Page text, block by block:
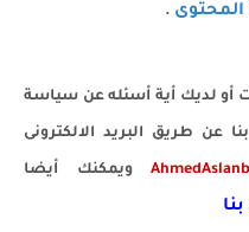
.
أو لديك أية أسئله عن سياسة
عن طريق البريد الالكترونى
ويمكنك أيضا